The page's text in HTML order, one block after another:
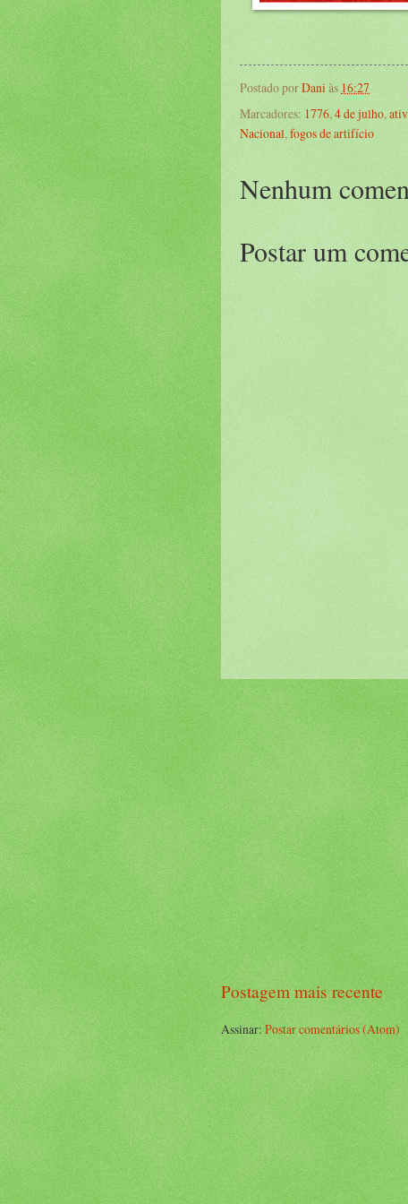
Postado porDaniàs 16:27
Marcadores: 1776,4 de julho,
Nacional,fogos de artifício
Nenhum
Postar um
Postagem mais recente
Assinar:Postar comentários (Atom)